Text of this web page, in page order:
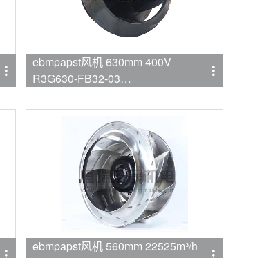
ebmpapst风机 630mm 400V
R3G630-FB32-03
ebmpapst风机 560mm 22525m³/h